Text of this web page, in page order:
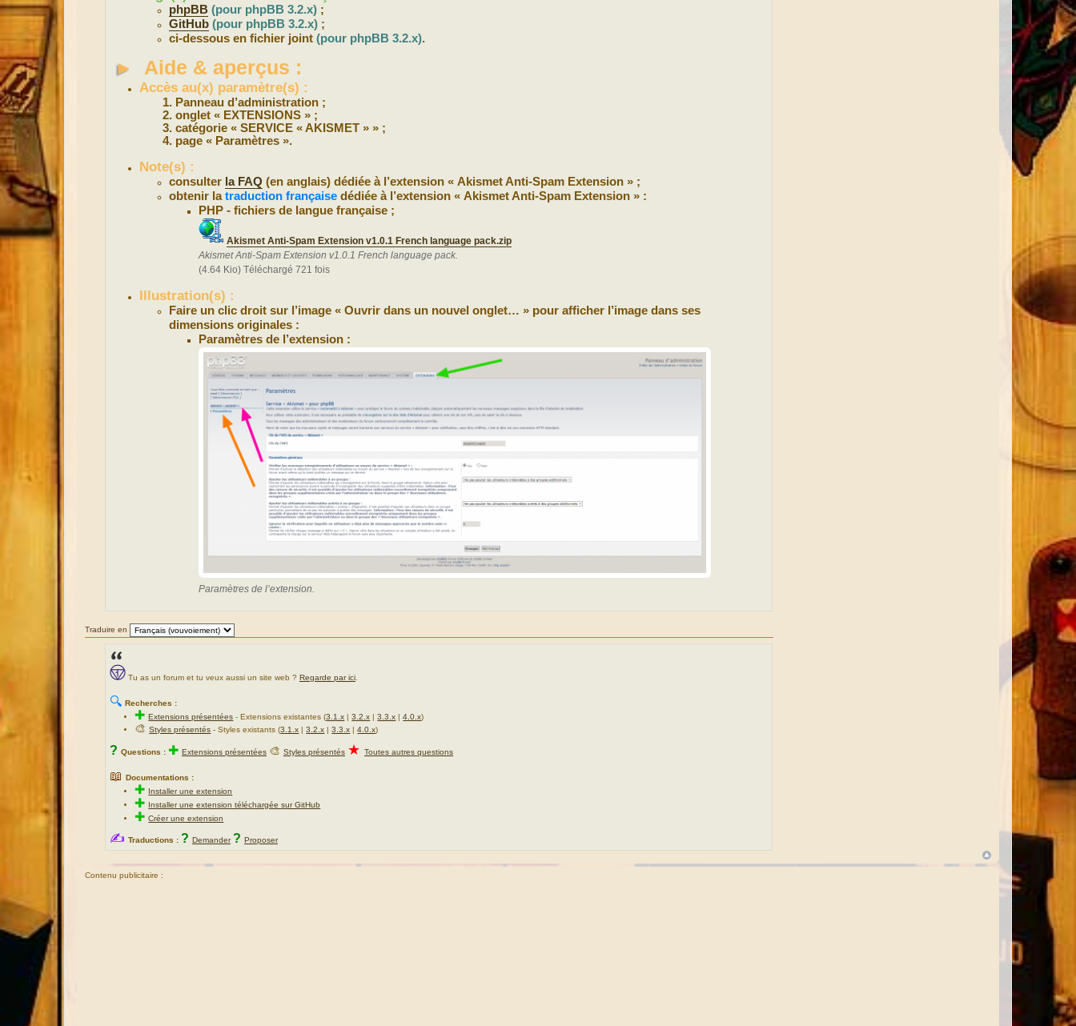
phpBB (pour phpBB 3.2.x) ;
GitHub (pour phpBB 3.2.x) ;
ci-dessous en fichier joint(pour phpBB 3.2.x).
► Aide & aperçus :
Accès au(x) paramètre(s) :
Panneau d’administration ;
onglet « EXTENSIONS » ;
catégorie « SERVICE « AKISMET » » ;
page « Paramètres ».
Note(s) :
consulter la FAQ (en anglais) dédiée à l’extension « Akismet Anti-Spam Extension » ;
obtenir latraduction française dédiée à l’extension « Akismet Anti-Spam Extension » :
PHP - fichiers de langue française ;
Akismet Anti-Spam Extension v1.0.1 French language pack.zip
Akismet Anti-Spam Extension v1.0.1 French language pack.
(4.64 Kio) Téléchargé 721 fois
Illustration(s) :
Faire un clic droit sur l’image « Ouvrir dans un nouvel onglet… » pour afficher l’image dans ses
dimensions originales :
Paramètres de l’extension :
Paramètres de l’extension.
Traduire en
Tu as un forum et tu veux aussi un site web ? Regarde par ici.
🔍 Recherches :
✚Extensions présentées -Extensions existantes (3.1.x |3.2.x |3.3.x |4.0.x)
🎨Styles présentés - Styles existants (3.1.x |3.2.x |3.3.x |4.0.x)
? Questions : ✚ Extensions présentées 🎨 Styles présentés ★ Toutes autres questions
📖 Documentations :
✚ Installer une extension
✚ Installer une extension téléchargée sur GitHub
✚Créer une extension
✍ Traductions : ? Demander ? Proposer
Contenu publicitaire :